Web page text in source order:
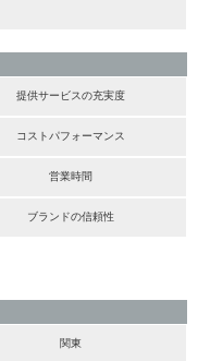
提供サービスの充実度
コストパフォーマンス
営業時間
ブランドの信頼性
関東